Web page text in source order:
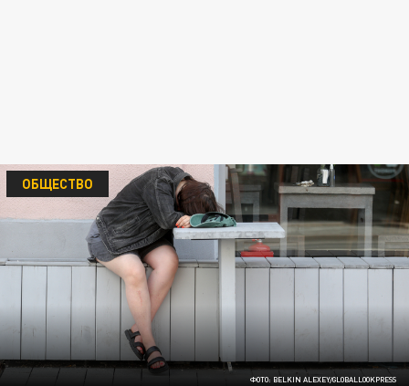
ФОТО: BELKIN ALEXEY/GLOBALLOOKPRESS
ОБЩЕСТВО